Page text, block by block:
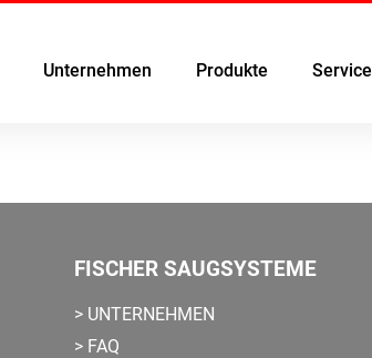
Unternehmen Produkte Service
FISCHER SAUGSYSTEME
> UNTERNEHMEN
> FAQ